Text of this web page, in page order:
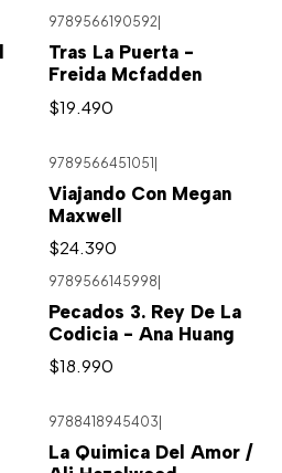
9789566190592
Tras La Puerta -
Freida Mcfadden
$19.490
9789566451051|
Viajando Con Megan
Maxwell
$24.390
9789566145998
Pecados 3. Rey De La
Codicia - Ana Huang
$18.990
9788418945403
La Quimica Del Amor /